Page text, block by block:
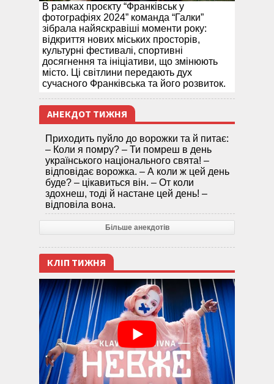
В рамках проєкту “Франківськ у
фотографіях 2024” команда “Галки”
зібрала найяскравіші моменти року:
відкриття нових міських просторів,
культурні фестивалі, спортивні
досягнення та ініціативи, що змінюють
місто. Ці світлини передають дух
сучасного Франківська та його розвиток.
АНЕКДОТ ТИЖНЯ
Приходить пуйло до ворожки та й питає:
– Коли я помру? – Ти помреш в день
українського національного свята! –
відповідає ворожка. – А коли ж цей день
буде? – цікавиться він. – От коли
здохнеш, тоді й настане цей день! –
відповіла вона.
Більше анекдотів
КЛІП ТИЖНЯ